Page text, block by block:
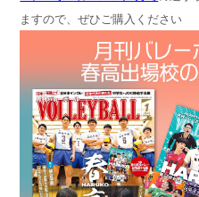
ますので、ぜひご購入ください